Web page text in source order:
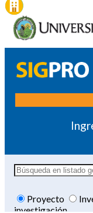
Proyecto
investigación